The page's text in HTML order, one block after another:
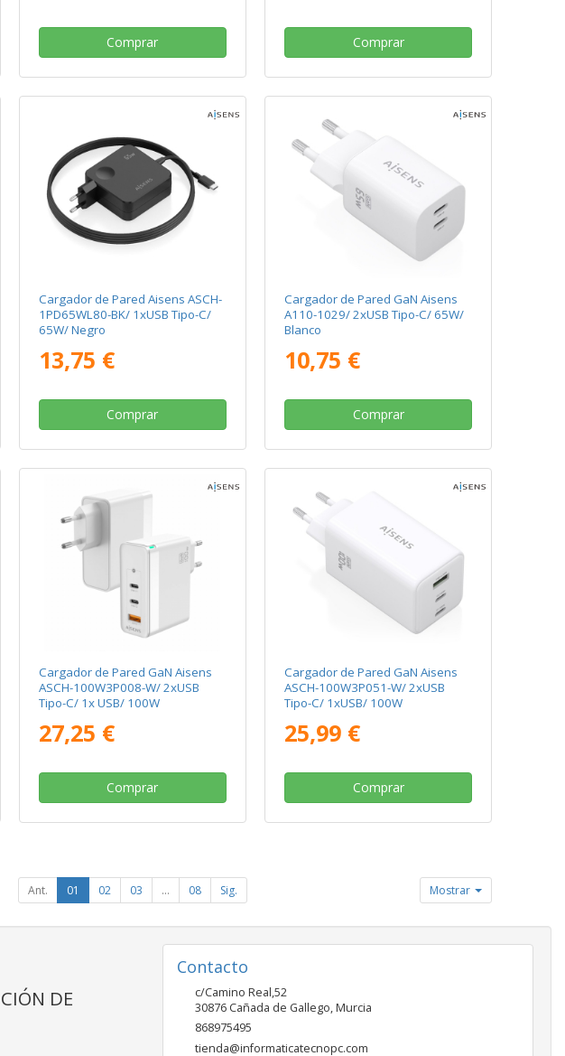
Comprar Comprar
Cargador de Pared Aisens ASCH-
1PD65WL80-BK/ 1xUSB Tipo-C/
65W/ Negro
13,75 €
Comprar
Cargador de Pared GaN Aisens
A110-1029/ 2xUSB Tipo-C/ 65W/
Blanco
10,75 €
Comprar
Cargador de Pared GaN Aisens
ASCH-100W3P008-W/ 2xUSB
Tipo-C/ 1x USB/ 100W
27,25 €
Comprar
Cargador de Pared GaN Aisens
ASCH-100W3P051-W/ 2xUSB
Tipo-C/ 1xUSB/ 100W
25,99 €
Comprar
Ant. 01 02 03 ... 08 Sig. Mostrar
DE
Contacto
c/Camino Real,52
30876 Cañada de Gallego,Murcia
868975495
tienda@informaticatecnopc.com